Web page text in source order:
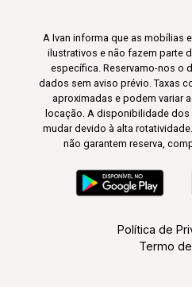
A Ivan informa que as mobílias
ilustrativos e não fazem parte
específica. Reservamo-nos o
dados sem aviso prévio. Taxas
aproximadas e podem variar
locação. A disponibilidade
mudar devido à alta
não garantem reserva,
Política de
Termo